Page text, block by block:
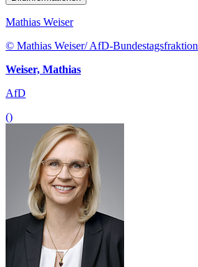
Mathias Weiser
© Mathias Weiser/ AfD-Bundestagsfraktion
Weiser, Mathias
AfD
()